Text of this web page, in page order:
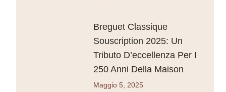
Breguet Classique
Souscription 2025: Un
Tributo D’eccellenza Per I
250 Anni Della Maison
Maggio 5, 2025